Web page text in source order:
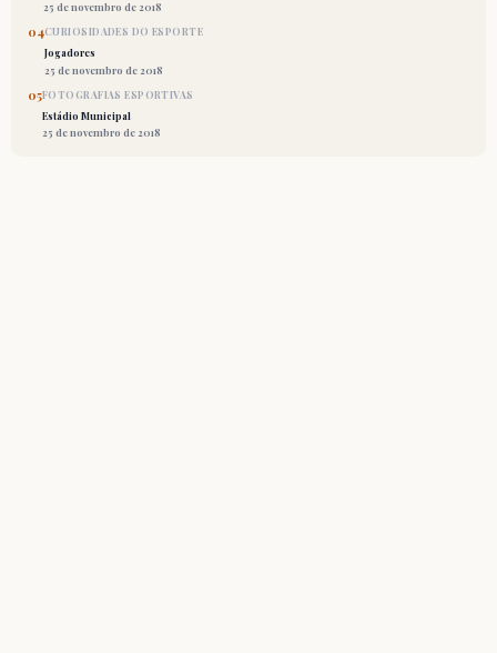
25 de novembro de 2018
04CURIOSIDADES DO ESPORTE
Jogadores
25 de novembro de 2018
05FOTOGRAFIAS ESPORTIVAS
Estádio Municipal
25 de novembro de 2018